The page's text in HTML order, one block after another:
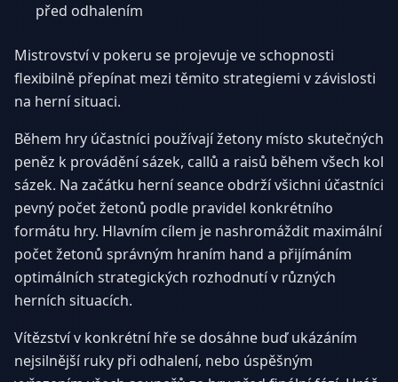
před odhalením
Mistrovství v pokeru se projevuje ve schopnosti
flexibilně přepínat mezi těmito strategiemi v závislosti
na herní situaci.
Během hry účastníci používají žetony místo skutečných
peněz k provádění sázek, callů a raisů během všech kol
sázek. Na začátku herní seance obdrží všichni účastníci
pevný počet žetonů podle pravidel konkrétního
formátu hry. Hlavním cílem je nashromáždit maximální
počet žetonů správným hraním hand a přijímáním
optimálních strategických rozhodnutí v různých
herních situacích.
Vítězství v konkrétní hře se dosáhne buď ukázáním
nejsilnější ruky při odhalení, nebo úspěšným